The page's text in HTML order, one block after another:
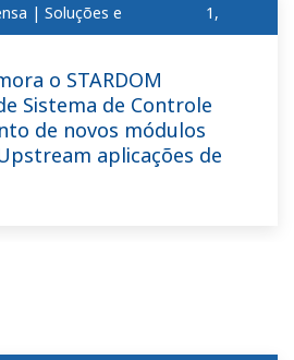
| Soluções e 1,
o STARDOM
Sistema de Controle
de novos módulos
aplicações de